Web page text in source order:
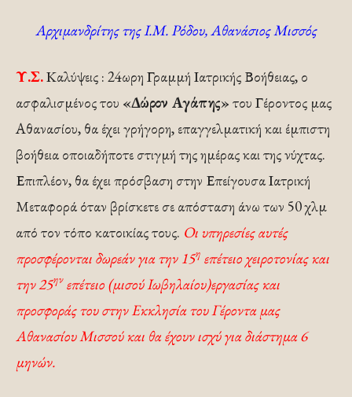
Αρχιμανδρίτης της Ι.Μ. Ρόδου, Αθανάσιος Μισσός
Υ.Σ.Καλύψεις : 24ωρη Γραμμή Ιατρικής Βοήθειας, ο
ασφαλισμένος του «Δώρον Αγάπης» του Γέροντος μας
Αθανασίου, θα έχει γρήγορη, επαγγελματική και έμπιστη
βοήθεια οποιαδήποτε στιγμή της ημέρας και της νύχτας.
Επιπλέον, θα έχει πρόσβαση στην Επείγουσα Ιατρική
Μεταφορά όταν βρίσκετε σε απόσταση άνω των 50 χλμ
από τον τόπο κατοικίας τους. Οι υπηρεσίες αυτές
προσφέρονται δωρεάν για την 15η επέτειο χειροτονίας και
την 25ηνεπέτειο (μισού Ιωβηλαίου)εργασίας και
προσφοράς του στην Εκκλησία του Γέροντα μας
Αθανασίου Μισσού και θα έχουν ισχύ για διάστημα 6
μηνών.